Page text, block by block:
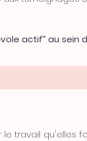
actif” au sein
travail qu'elles